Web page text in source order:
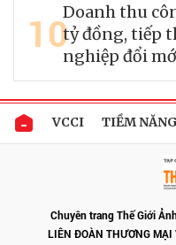
10Doanh thu
tỷ đồng, tiếp
nghiệp đổi
VCCI TIỀM
Chuyên trang Thế Giới
LIÊN ĐOÀN THƯƠNG MẠI